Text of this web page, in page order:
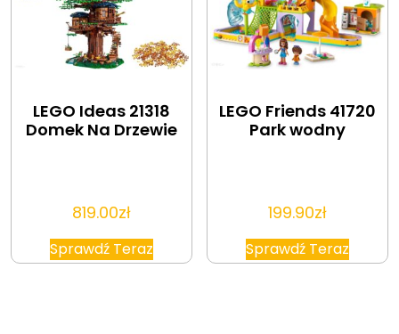
LEGO Ideas 21318
Domek Na Drzewie
819.00zł
Sprawdź Teraz
LEGO Friends 41720
Park wodny
199.90zł
Sprawdź Teraz